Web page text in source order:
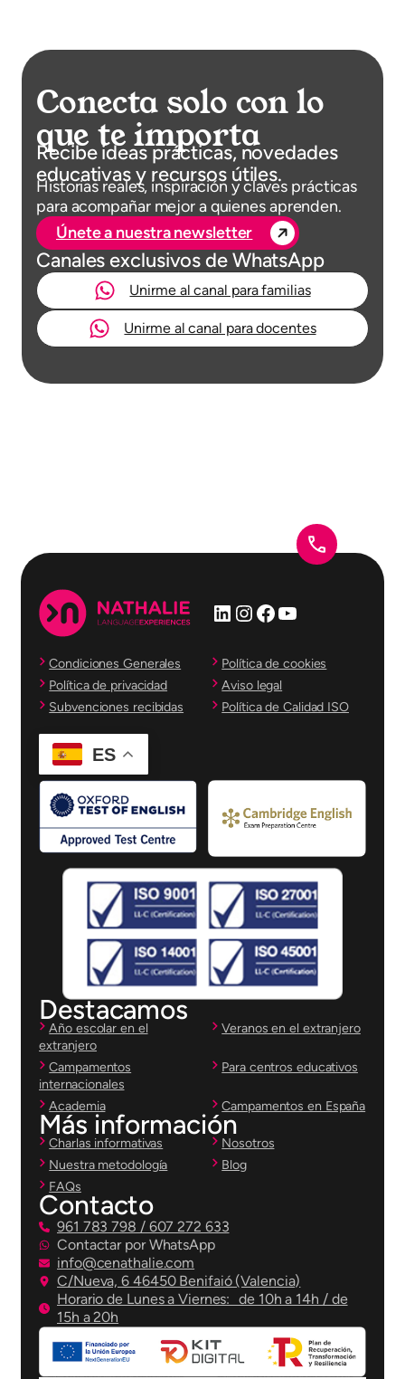
Conecta solo con lo
que te importa
Recibe ideas prácticas, novedades
educativas y recursos útiles.
Historias reales, inspiración y claves prácticas
para acompañar mejor a quienes aprenden.
Únete a nuestra newsletter
Canales exclusivos de WhatsApp
Unirme al canal para familias
Unirme al canal para docentes
LinkedIn
Instagram
Facebook
YouTube
Condiciones Generales
Política de cookies
Política de privacidad
Aviso legal
Subvenciones recibidas
Política de Calidad ISO
ES
Destacamos
Año escolar en el
extranjero
Veranos en el extranjero
Campamentos
internacionales
Para centros educativos
Academia Campamentos en España
Más información
Charlas informativas
Nosotros
Nuestra metodología
Blog
FAQs
Contacto
961 783 798 / 607 272 633
Contactar por WhatsApp
info@cenathalie.com
C/Nueva, 6 46450 Benifaió (Valencia)
Horario de Lunes a Viernes: de 10h a 14h / de
15h a 20h